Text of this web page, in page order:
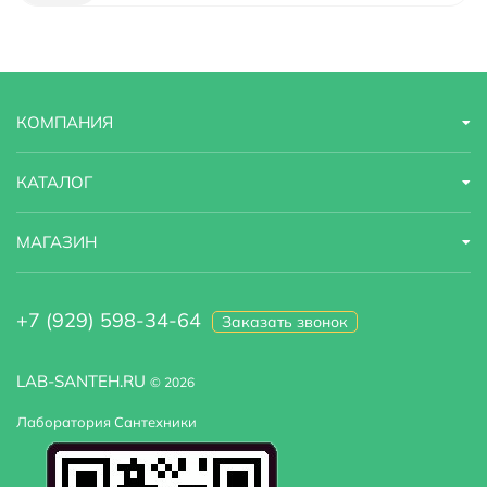
LAB-SANTEH.RU © 2026
Лаборатория Сантехники
КОМПАНИЯ
КАТАЛОГ
МАГАЗИН
+7 (929) 598-34-64 Заказать звонок